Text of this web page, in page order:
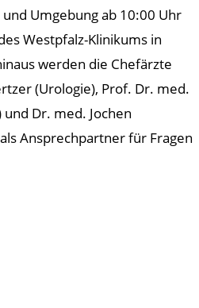
Umgebung ab 10:00 Uhr
Westpfalz-Klinikums in
werden die Chefärzte
(Urologie), Prof. Dr. med.
Dr. med. Jochen
Ansprechpartner für Fragen